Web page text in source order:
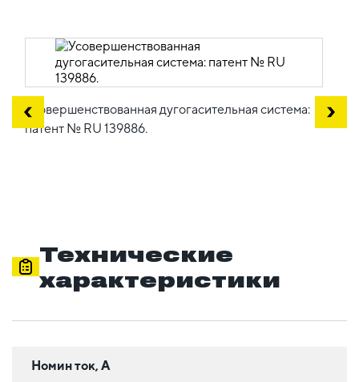
Усовершенствованная дугогасительная система:
патент № RU 139886.
Технические
характеристики
Номин ток, А